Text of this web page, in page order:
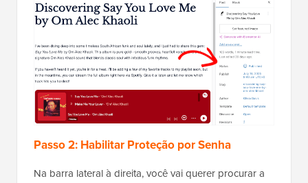
Passo 2: Habilitar Proteção por Senha
Na barra lateral à direita, você vai querer procurar a